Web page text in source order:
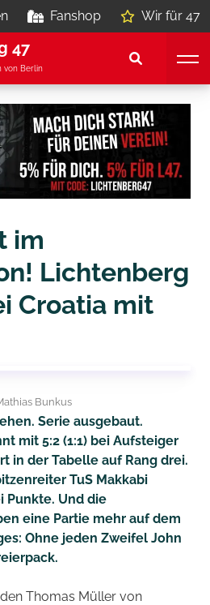
Fanshop Wir für 47
47
von Berlin
im
Lichtenberg
Croatia mit
Bunkus
Serie ausgebaut.
mit 5:2 (1:1) bei Aufsteiger
in der Tabelle auf Rang drei.
TuS Makkabi
Punkte. Und die
eine Partie mehr auf dem
Ohne jeden Zweifel John
Thomas Müller von